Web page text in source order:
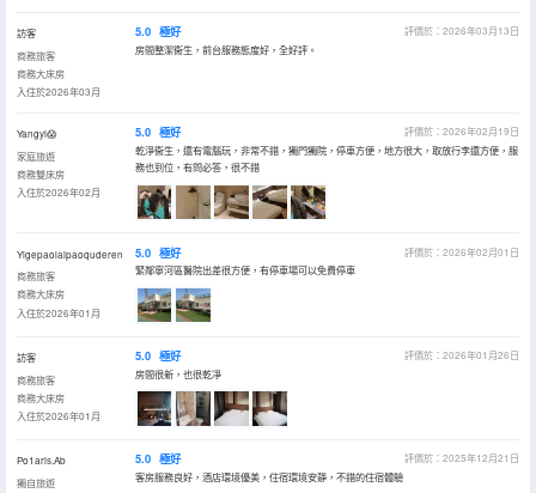
訪客
商務旅客
商務大床房
入住於2026年03月
5.0 極好
評價於：2026年03月13日
房間整潔衞生，前台服務態度好，全好評。
Yangyi😱
家庭旅遊
商務雙床房
入住於2026年02月
5.0 極好
評價於：2026年02月19日
乾淨衞生，還有電腦玩，非常不錯，獨門獨院，停車方便，地方很大，取放行李還方便，服
務也到位，有問必答，很不錯
Yigepaolaipaoquderen
商務旅客
商務大床房
入住於2026年01月
5.0 極好
評價於：2026年02月01日
緊鄰寧河區醫院出差很方便，有停車場可以免費停車
訪客
商務旅客
商務大床房
入住於2026年01月
5.0 極好
評價於：2026年01月26日
房間很新，也很乾凈
Po1aris.Ab
獨自旅遊
5.0 極好
評價於：2025年12月21日
客房服務良好，酒店環境優美，住宿環境安靜，不錯的住宿體驗